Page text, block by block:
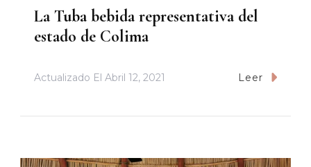
La Tuba bebida representativa del
estado de Colima
Actualizado El Abril 12, 2021 Leer